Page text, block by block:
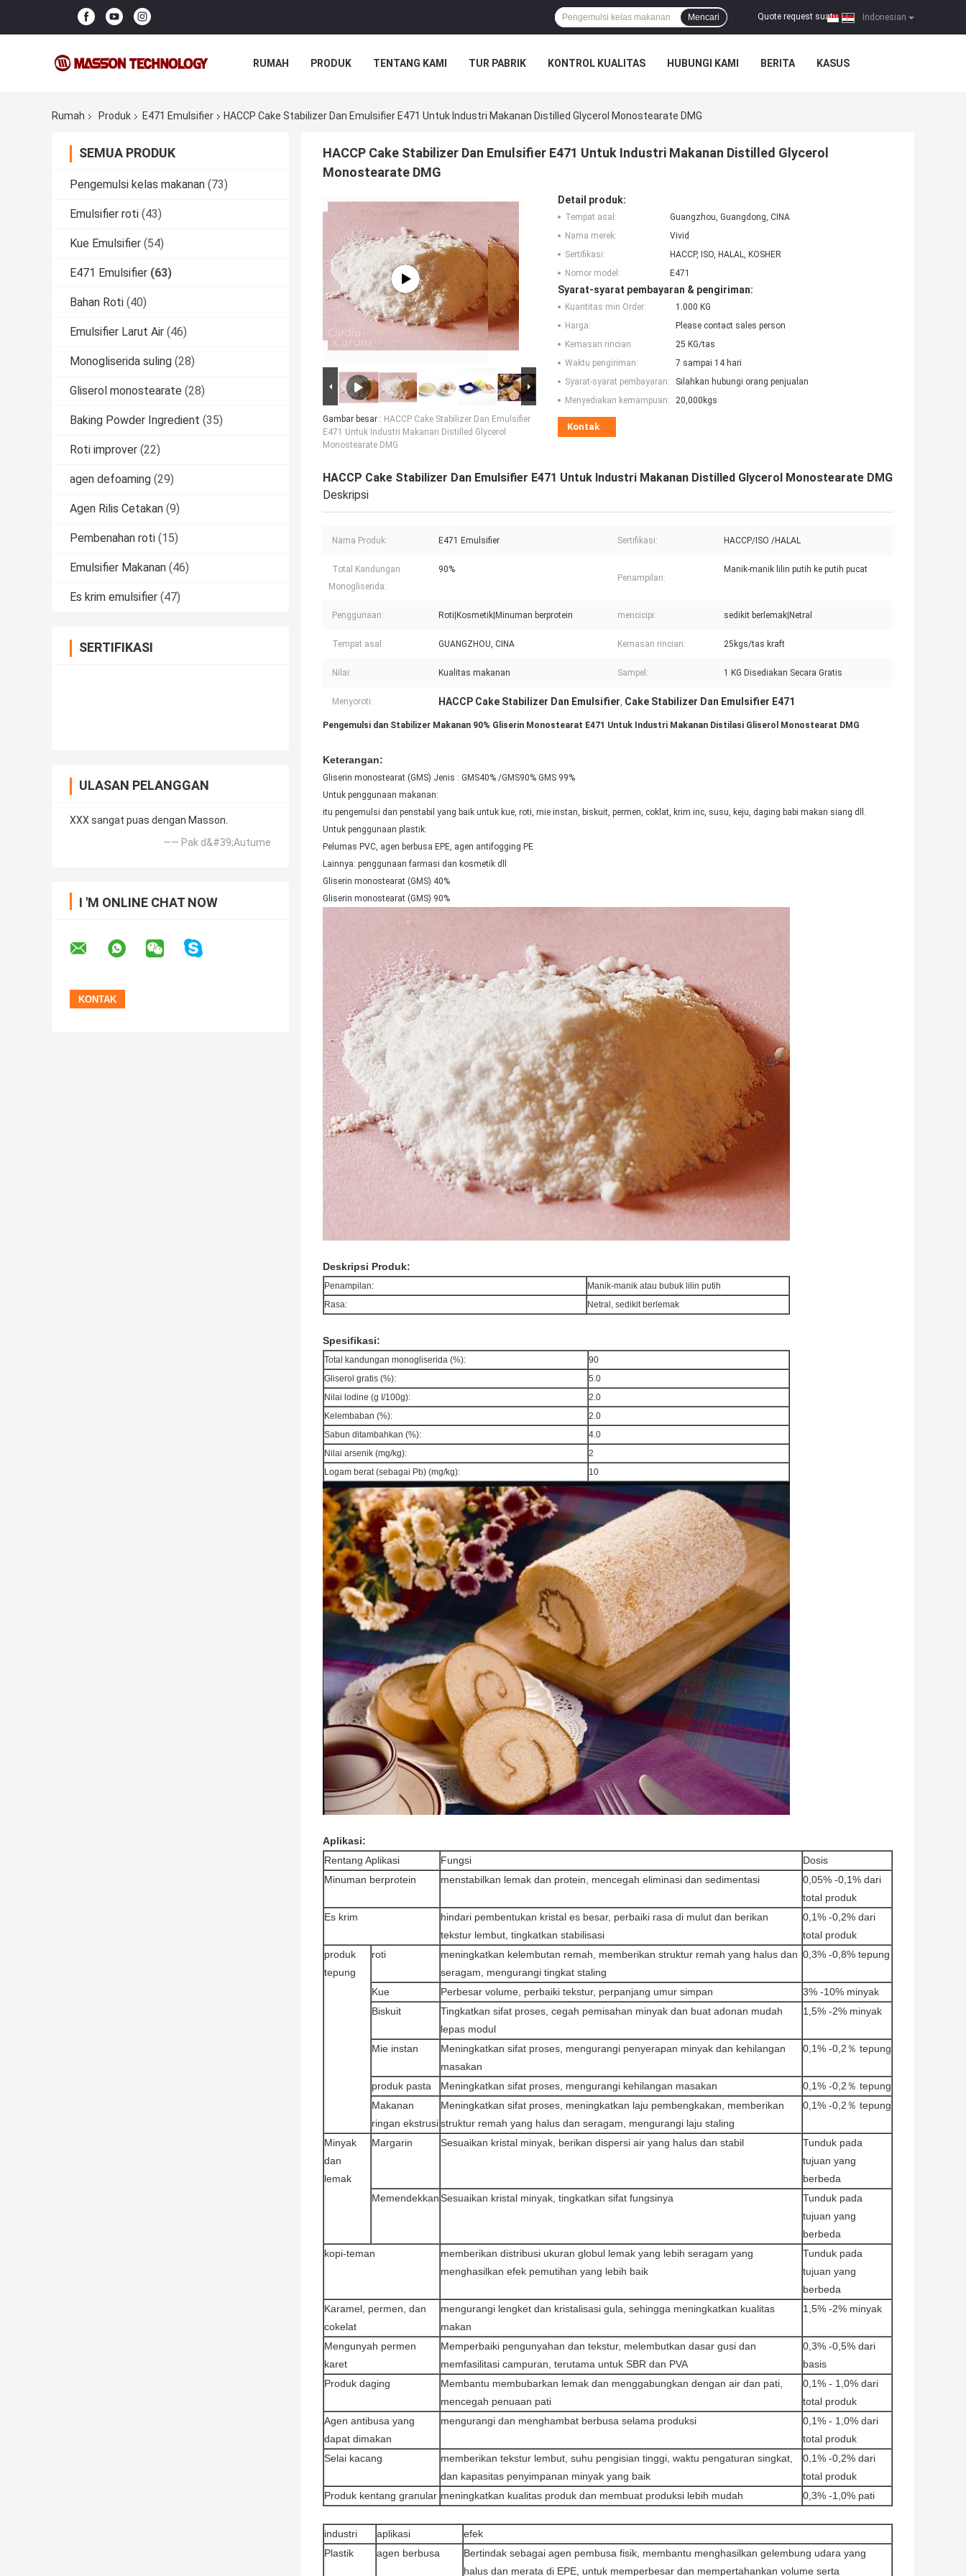
Indonesian
Quote request suatu |
Mencari
RUMAH PRODUK TENTANG KAMI TUR PABRIK KONTROL KUALITAS HUBUNGI KAMI BERITA KASUS
Rumah Produk E471 Emulsifier HACCP Cake Stabilizer Dan Emulsifier E471 Untuk Industri Makanan Distilled Glycerol Monostearate DMG
SEMUA PRODUK
Pengemulsi kelas makanan (73)
Emulsifier roti (43)
Kue Emulsifier (54)
E471 Emulsifier (63)
Bahan Roti (40)
Emulsifier Larut Air (46)
Monogliserida suling (28)
Gliserol monostearate (28)
Baking Powder Ingredient (35)
Roti improver (22)
agen defoaming (29)
Agen Rilis Cetakan (9)
Pembenahan roti (15)
Emulsifier Makanan (46)
Es krim emulsifier (47)
SERTIFIKASI
ULASAN PELANGGAN
XXX sangat puas dengan Masson.
—— Pak d&#39;Autume
I 'M ONLINE CHAT NOW
HACCP Cake Stabilizer Dan Emulsifier E471 Untuk Industri Makanan Distilled Glycerol
Monostearate DMG
Gambar besar : HACCP Cake Stabilizer Dan Emulsifier
E471 Untuk Industri Makanan Distilled Glycerol
Monostearate DMG
Detail produk:
Tempat asal:
Guangzhou, Guangdong, CINA
Nama merek:
Vivid
Sertifikasi:
HACCP, ISO, HALAL, KOSHER
Nomor model:
E471
Syarat-syarat pembayaran & pengiriman:
Kuantitas min Order:
1.000 KG
Harga:
Please contact sales person
Kemasan rincian:
25 KG/tas
Waktu pengiriman:
7 sampai 14 hari
Syarat-syarat pembayaran:
Silahkan hubungi orang penjualan
Menyediakan kemampuan:
20,000kgs
Kontak
HACCP Cake Stabilizer Dan Emulsifier E471 Untuk Industri Makanan Distilled Glycerol Monostearate DMG
Deskripsi
Nama Produk: E471 Emulsifier Sertifikasi: HACCP/ISO /HALAL
Total Kandungan
Monogliserida:
90%
Penampilan:
Manik-manik lilin putih ke putih pucat
Penggunaan: Roti|Kosmetik|Minuman berprotein mencicipi: sedikit berlemak|Netral
Tempat asal: GUANGZHOU, CINA Kemasan rincian: 25kgs/tas kraft
Nilai: Kualitas makanan Sampel: 1 KG Disediakan Secara Gratis
Menyoroti: HACCP Cake Stabilizer Dan Emulsifier, Cake Stabilizer Dan Emulsifier E471
Pengemulsi dan Stabilizer Makanan 90% Gliserin Monostearat E471 Untuk Industri Makanan Distilasi Gliserol Monostearat DMG
Keterangan:
Gliserin monostearat (GMS) Jenis : GMS40% /GMS90% GMS 99%
Untuk penggunaan makanan:
itu pengemulsi dan penstabil yang baik untuk kue, roti, mie instan, biskuit, permen, coklat, krim inc, susu, keju, daging babi makan siang dll.
Untuk penggunaan plastik:
Pelumas PVC, agen berbusa EPE, agen antifogging PE
Lainnya: penggunaan farmasi dan kosmetik dll
Gliserin monostearat (GMS) 40%
Gliserin monostearat (GMS) 90%
Deskripsi Produk:
Penampilan:
Manik-manik atau bubuk lilin putih
Rasa:
Netral, sedikit berlemak
Spesifikasi:
Total kandungan monogliserida (%):
90
Gliserol gratis (%):
5.0
Nilai lodine (g I/100g):
2.0
Kelembaban (%):
2.0
Sabun ditambahkan (%):
4.0
Nilai arsenik (mg/kg):
2
Logam berat (sebagai Pb) (mg/kg):
10
Aplikasi:
Rentang Aplikasi
Fungsi
Dosis
Minuman berprotein
menstabilkan lemak dan protein, mencegah eliminasi dan sedimentasi
0,05% -0,1% dari
total produk
Es krim
hindari pembentukan kristal es besar, perbaiki rasa di mulut dan berikan
tekstur lembut, tingkatkan stabilisasi
0,1% -0,2% dari
total produk
produk
tepung
roti
meningkatkan kelembutan remah, memberikan struktur remah yang halus dan
seragam, mengurangi tingkat staling
0,3% -0,8% tepung
Kue Perbesar volume, perbaiki tekstur, perpanjang umur simpan
3% -10% minyak
Biskuit
Tingkatkan sifat proses, cegah pemisahan minyak dan buat adonan mudah
lepas modul
1,5% -2% minyak
Mie instan
Meningkatkan sifat proses, mengurangi penyerapan minyak dan kehilangan
masakan
0,1% -0,2％ tepung
produk pasta Meningkatkan sifat proses, mengurangi kehilangan masakan
0,1% -0,2％ tepung
Makanan
ringan ekstrusi
Meningkatkan sifat proses, meningkatkan laju pembengkakan, memberikan
struktur remah yang halus dan seragam, mengurangi laju staling
0,1% -0,2％ tepung
Minyak
dan
lemak
Margarin Sesuaikan kristal minyak, berikan dispersi air yang halus dan stabil
Tunduk pada
tujuan yang
berbeda
MemendekkanSesuaikan kristal minyak, tingkatkan sifat fungsinya
Tunduk pada
tujuan yang
berbeda
kopi-teman
memberikan distribusi ukuran globul lemak yang lebih seragam yang
menghasilkan efek pemutihan yang lebih baik
Tunduk pada
tujuan yang
berbeda
Karamel, permen, dan
cokelat
mengurangi lengket dan kristalisasi gula, sehingga meningkatkan kualitas
makan
1,5% -2% minyak
Mengunyah permen
karet
Memperbaiki pengunyahan dan tekstur, melembutkan dasar gusi dan
memfasilitasi campuran, terutama untuk SBR dan PVA
0,3% -0,5% dari
basis
Produk daging
Membantu membubarkan lemak dan menggabungkan dengan air dan pati,
mencegah penuaan pati
0,1% - 1,0% dari
total produk
Agen antibusa yang
dapat dimakan
mengurangi dan menghambat berbusa selama produksi
0,1% - 1,0% dari
total produk
Selai kacang
memberikan tekstur lembut, suhu pengisian tinggi, waktu pengaturan singkat,
dan kapasitas penyimpanan minyak yang baik
0,1% -0,2% dari
total produk
Produk kentang granular meningkatkan kualitas produk dan membuat produksi lebih mudah 0,3% -1,0% pati
industri aplikasi
efek
Plastik
agen berbusa
Bertindak sebagai agen pembusa fisik, membantu menghasilkan gelembung udara yang
halus dan merata di EPE, untuk memperbesar dan mempertahankan volume serta